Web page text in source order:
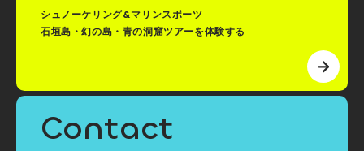
シュノーケリング&マリンスポーツ
石垣島・幻の島・青の洞窟ツアーを体験する
Contact